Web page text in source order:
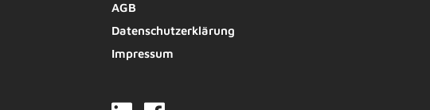
AGB
Datenschutzerklärung
Impressum